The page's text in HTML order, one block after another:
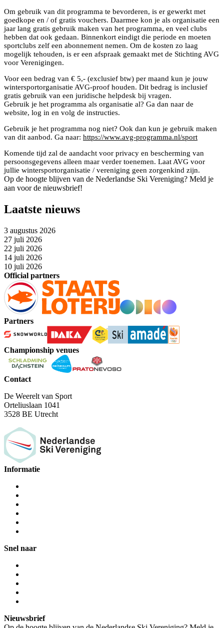
Om gebruik van dit programma te bevorderen, is er gewerkt met
goedkope en / of gratis vouchers. Daarmee kon je als organisatie een
jaar lang gratis gebruik maken van het programma, en veel clubs
hebben dat ook gedaan. Binnenkort eindigt die periode en moeten
sportclubs zelf een abonnement nemen. Om de kosten zo laag
mogelijk tehouden, is er een afspraak gemaakt met de Stichting AVG
voor Verenigingen.
Voor een bedrag van € 5,- (exclusief btw) per maand kun je jouw
wintersportorganisatie AVG-proof houden. Dit bedrag is inclusief
gratis gebruik van een juridische helpdesk bij vragen.
Gebruik je het programma als organisatie al? Ga dan naar de
website, log in en volg de instructies.
Gebruik je het programma nog niet? Ook dan kun je gebruik maken
van dit aanbod. Ga naar: https://www.avg-programma.nl/sport
Komende tijd zal de aandacht voor privacy en bescherming van
persoonsgegevens alleen maar verder toenemen. Laat AVG voor
jullie wintersportorganisatie / vereniging geen zorgenkind zijn.
Op de hoogte blijven van de Nederlandse Ski Vereniging? Meld je
aan voor de nieuwsbrief!
Laatste nieuws
3 augustus 2026
27 juli 2026
22 juli 2026
14 juli 2026
10 juli 2026
Official partners
Partners
Championship venues
Contact
De Weerelt van Sport
Orteliuslaan 1041
3528 BE Utrecht
Informatie
Snel naar
Nieuwsbrief